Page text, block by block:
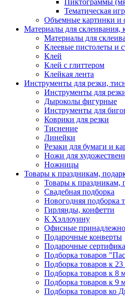
Пиктограммы
Тематическая
Объемные картинки и
Материалы для склеивания,
Материалы для
Клеевые пистолеты и
Клей
Клей с глиттером
Клейкая лента
Инструменты для резки,
Инструменты для
Дыроколы фигурные
Инструменты для
Коврики для резки
Тиснение
Линейки
Резаки для бумаги и
Ножи для
Ножницы
Товары к праздникам,
Товары к праздникам,
Свадебная подборка
Новогодняя подборка
Гирлянды, конфетти
К Хэллоуину
Офисные
Подарочные конверты
Подарочные
Подборка товаров
Подборка товаров к 23
Подборка товаров к 8
Подборка товаров к 9
Подборка товаров ко